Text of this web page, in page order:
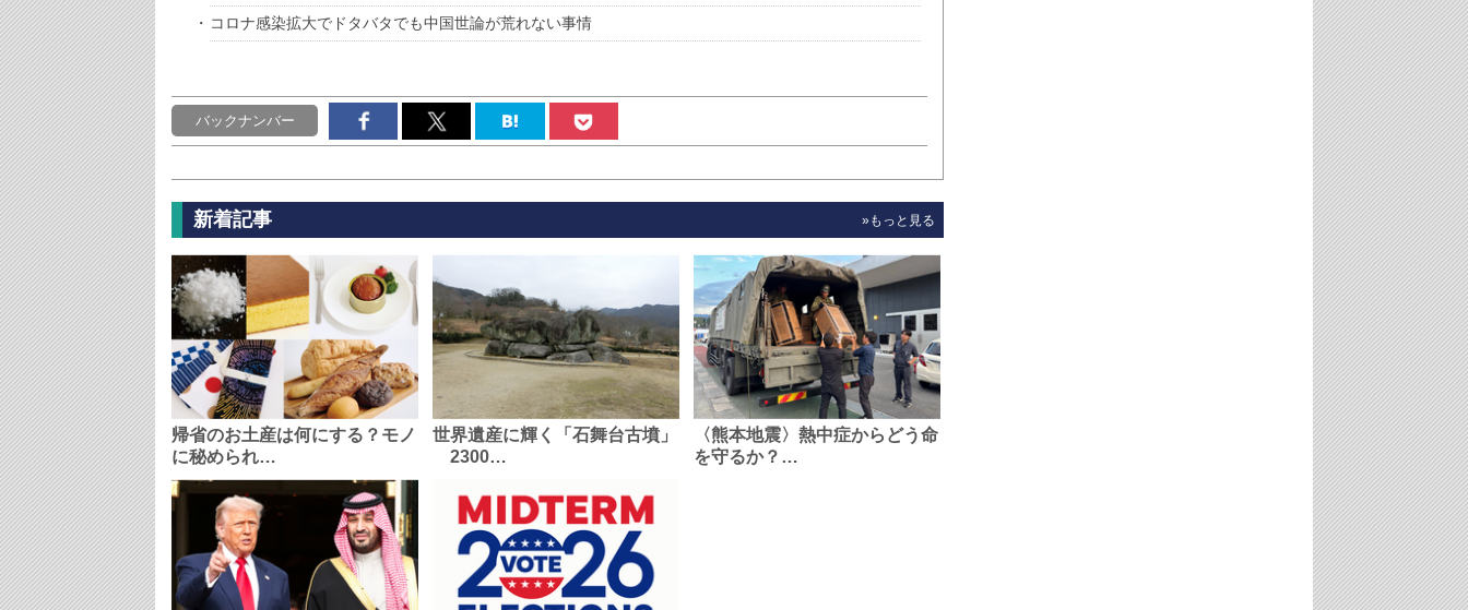
コロナ感染拡大でドタバタでも中国世論が荒れない事情
バックナンバー
新着記事 »もっと見る
帰省のお土産は何にする？モノ
に秘められ…
世界遺産に輝く「石舞台古墳」
2300…
〈熊本地震〉熱中症からどう命
を守るか？…